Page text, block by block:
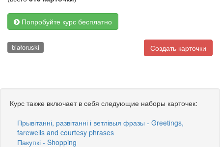
Попробуйте курс бесплатно
Создать карточки
białoruski
Курс также включает в себя следующие наборы карточек:
Прывітанні, развітанні і ветлівыя фразы - Greetings,
farewells and courtesy phrases
Пакупкі - Shopping